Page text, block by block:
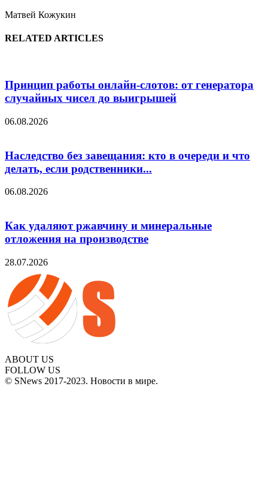
Матвей Кожукин
RELATED ARTICLES
Принцип работы онлайн-слотов: от генератора
случайных чисел до выигрышей
06.08.2026
Наследство без завещания: кто в очереди и что
делать, если родственники...
06.08.2026
Как удаляют ржавчину и минеральные
отложения на производстве
28.07.2026
ABOUT US
FOLLOW US
© SNews 2017-2023. Новости в мире.